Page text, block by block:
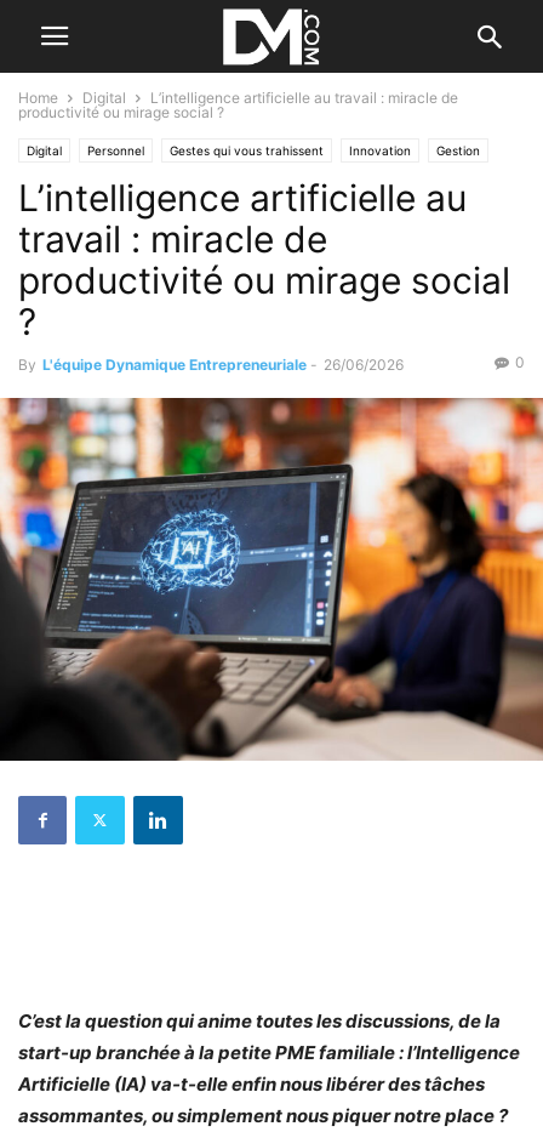
Home Digital
L’intelligence artificielle au travail : miracle de
productivité ou mirage social ?
Digital Personnel Gestes qui vous trahissent Innovation Gestion
L’installation de l'entreprise Reprendre/Céder Vérifier l'entreprise
L’intelligence artificielle au
travail : miracle de
productivité ou mirage social
?
By L'équipe Dynamique Entrepreneuriale - 26/06/2026 0
C’est la question qui anime toutes les discussions, de la
start-up branchée à la petite PME familiale : l’Intelligence
Artificielle (IA) va-t-elle enfin nous libérer des tâches
assommantes, ou simplement nous piquer notre place ?